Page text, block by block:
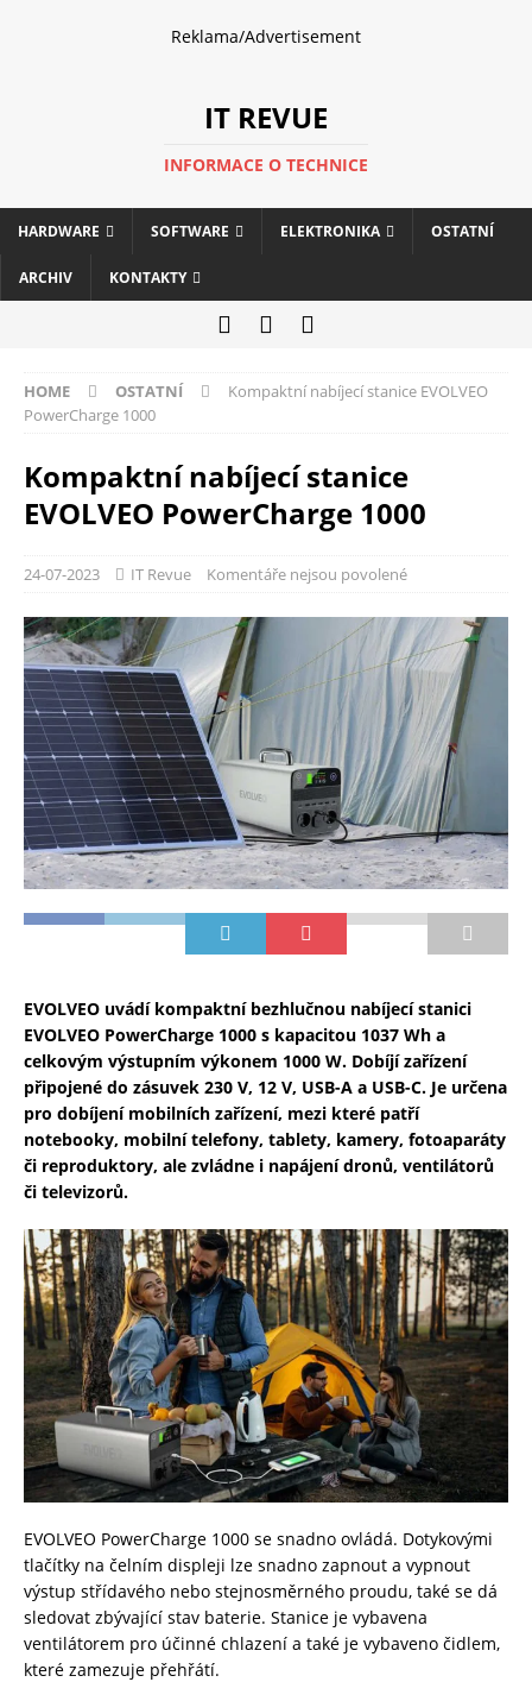
Reklama/Advertisement
IT REVUE
INFORMACE O TECHNICE
HARDWARE SOFTWARE ELEKTRONIKA OSTATNÍ
ARCHIV KONTAKTY
HOME OSTATNÍ
Kompaktní nabíjecí stanice EVOLVEO
PowerCharge 1000
Kompaktní nabíjecí stanice
EVOLVEO PowerCharge 1000
24-07-2023 IT Revue Komentáře nejsou povolené
EVOLVEO uvádí kompaktní bezhlučnou nabíjecí stanici
EVOLVEO PowerCharge 1000 s kapacitou 1037 Wh a
celkovým výstupním výkonem 1000 W. Dobíjí zařízení
připojené do zásuvek 230 V, 12 V, USB-A a USB-C. Je určena
pro dobíjení mobilních zařízení, mezi které patří
notebooky, mobilní telefony, tablety, kamery, fotoaparáty
či reproduktory, ale zvládne i napájení dronů, ventilátorů
či televizorů.
EVOLVEO PowerCharge 1000 se snadno ovládá. Dotykovými
tlačítky na čelním displeji lze snadno zapnout a vypnout
výstup střídavého nebo stejnosměrného proudu, také se dá
sledovat zbývající stav baterie. Stanice je vybavena
ventilátorem pro účinné chlazení a také je vybaveno čidlem,
které zamezuje přehřátí.